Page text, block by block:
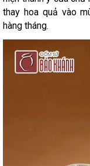
thay hoa quả vào
hàng tháng.